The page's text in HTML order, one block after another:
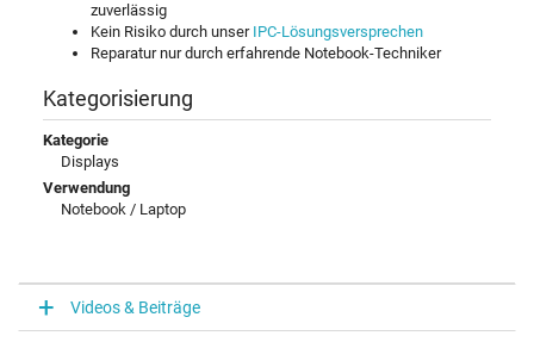
zuverlässig
Kein Risiko durch unser IPC-Lösungsversprechen
Reparatur nur durch erfahrende Notebook-Techniker
Kategorisierung
Kategorie
Displays
Verwendung
Notebook / Laptop
Videos & Beiträge